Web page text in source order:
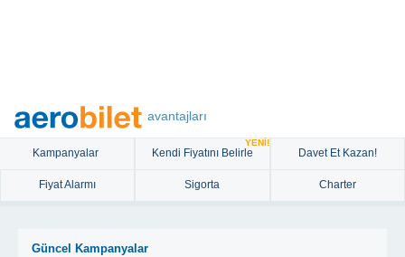
avantajları
Kampanyalar Kendi Fiyatını Belirle
YENİ!
Davet Et Kazan!
Fiyat Alarmı Sigorta Charter
Güncel Kampanyalar